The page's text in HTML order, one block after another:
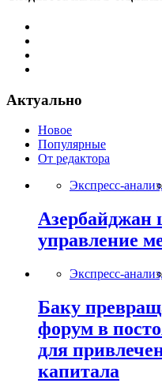
Актуально
Новое
Популярные
От редактора
Экспресс-
Азербайджан
управление
Экспресс-
Баку
форум в
для
капитала